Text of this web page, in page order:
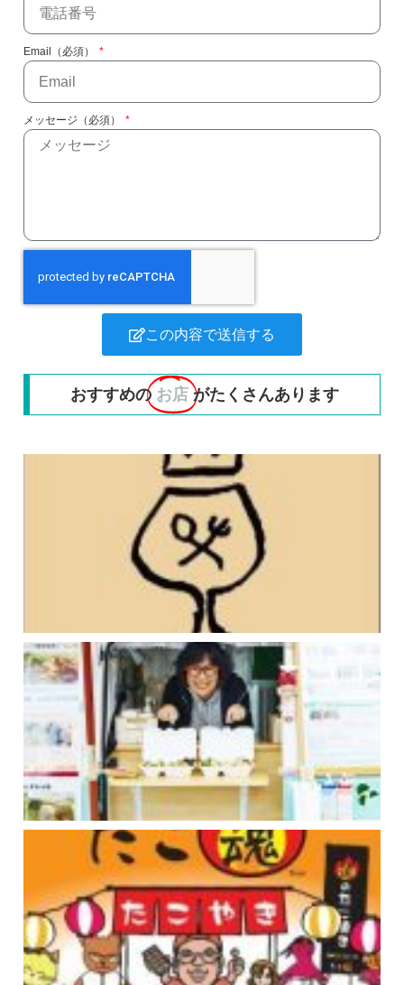
Email（必須）
メッセージ（必須）
この内容で送信する
おすすめの お店 がたくさんあります